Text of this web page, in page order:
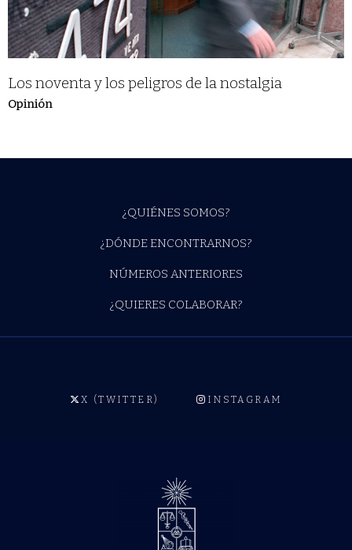
Los noventa y los peligros de la nostalgia
Opinión
¿QUIÉNES SOMOS?
¿DÓNDE ENCONTRARNOS?
NÚMEROS ANTERIORES
¿QUIERES COLABORAR?
X (TWITTER) INSTAGRAM